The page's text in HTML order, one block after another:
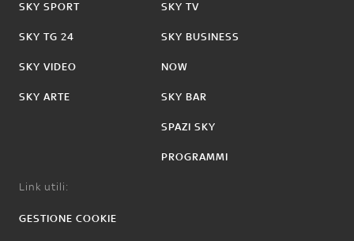
SKY SPORT
SKY TG 24
SKY VIDEO
SKY ARTE
SKY TV
SKY BUSINESS
NOW
SKY BAR
SPAZI SKY
PROGRAMMI
Link utili:
GESTIONE COOKIE